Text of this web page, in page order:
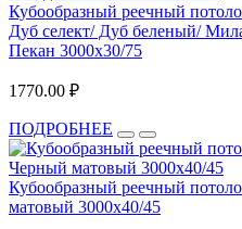
Кубообразный реечный
Дуб селект/ Дуб беленый/
Пекан 3000х30/75
1770.00 ₽
ПОДРОБНЕЕ
Кубообразный реечный
матовый 3000х40/45